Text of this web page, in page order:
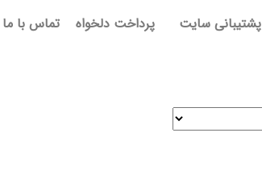
پشتیبانی سایت پرداخت دلخواه تماس با ما